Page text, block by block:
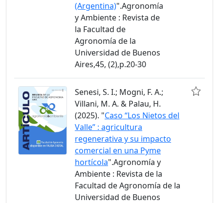
(Argentina)".Agronomía
y Ambiente : Revista de
la Facultad de
Agronomía de la
Universidad de Buenos
Aires,45, (2),p.20-30
Senesi, S. I.; Mogni, F. A.;
Villani, M. A. & Palau, H.
(2025). "Caso “Los Nietos del
Valle” : agricultura
regenerativa y su impacto
comercial en una Pyme
hortícola".Agronomía y
Ambiente : Revista de la
Facultad de Agronomía de la
Universidad de Buenos